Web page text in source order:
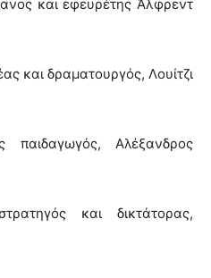
και εφευρέτης Άλφρεντ
και δραματουργός, Λουίτζι
Αλέξανδρος
και δικτάτορας,